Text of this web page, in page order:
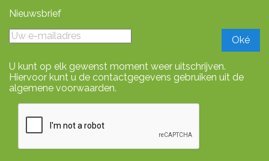
Nieuwsbrief
U kunt op elk gewenst moment weer uitschrijven.
Hiervoor kunt u de contactgegevens gebruiken uit de
algemene voorwaarden.